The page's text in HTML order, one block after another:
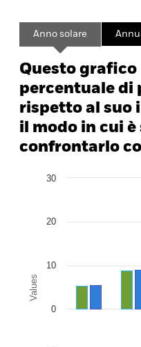
Range: 2012-01-01 00:00:00 to
Range: -200 to 400.
Anno solare
Questo
percentuale di
rispetto al suo
il modo in cui
confrontarlo
Bar chart with 2 data
Values
0
10
20
30